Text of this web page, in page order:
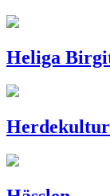
Heliga